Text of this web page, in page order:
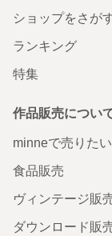
ショップをさが
ランキング
特集
作品販売につい
minneで売りたい
食品販売
ヴィンテージ販
ダウンロード販